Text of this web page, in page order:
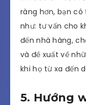
ràng hơn, bạn
như: tư vấn cho
đến nhà hàng,
và đề xuất về
khi họ từ xa đến
5. Hướng